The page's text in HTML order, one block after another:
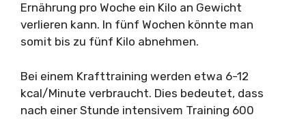
Ernährung pro Woche ein Kilo an Gewicht
verlieren kann. In fünf Wochen könnte man
somit bis zu fünf Kilo abnehmen.
Bei einem Krafttraining werden etwa 6-12
kcal/Minute verbraucht. Dies bedeutet, dass
nach einer Stunde intensivem Training 600